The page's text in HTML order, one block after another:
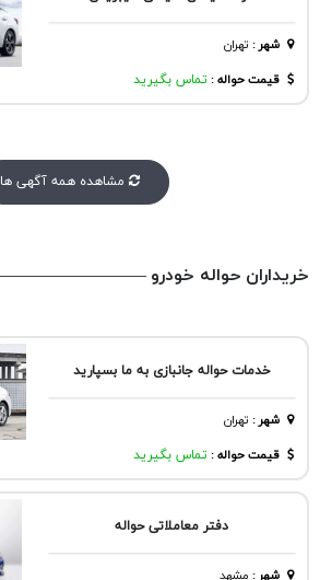
شهر: تهران
قیمت حواله : تماس بگیرید
مشاهده همه آگهی ها
خریداران حواله خودرو
خدمات حواله جانبازی به ما بسپارید
شهر: تهران
قیمت حواله : تماس بگیرید
دفتر معاملاتی حواله
شهر: مشهد